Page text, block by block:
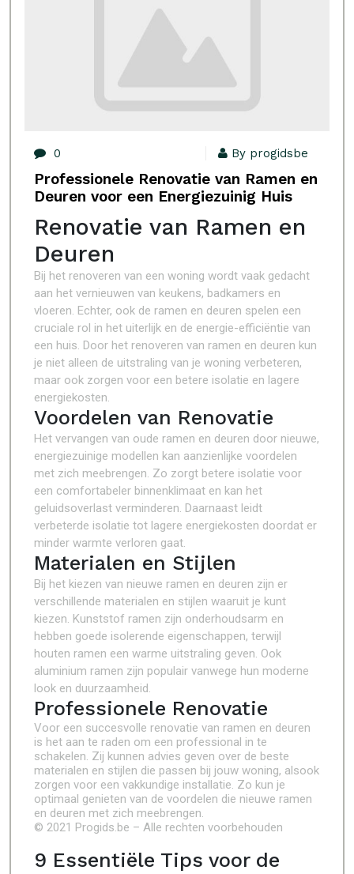
0 By progidsbe
Professionele Renovatie van Ramen en
Deuren voor een Energiezuinig Huis
Renovatie van Ramen en
Deuren
Bij het renoveren van een woning wordt vaak gedacht
aan het vernieuwen van keukens, badkamers en
vloeren. Echter, ook de ramen en deuren spelen een
cruciale rol in het uiterlijk en de energie-efficiëntie van
een huis. Door het renoveren van ramen en deuren kun
je niet alleen de uitstraling van je woning verbeteren,
maar ook zorgen voor een betere isolatie en lagere
energiekosten.
Voordelen van Renovatie
Het vervangen van oude ramen en deuren door nieuwe,
energiezuinige modellen kan aanzienlijke voordelen
met zich meebrengen. Zo zorgt betere isolatie voor
een comfortabeler binnenklimaat en kan het
geluidsoverlast verminderen. Daarnaast leidt
verbeterde isolatie tot lagere energiekosten doordat er
minder warmte verloren gaat.
Materialen en Stijlen
Bij het kiezen van nieuwe ramen en deuren zijn er
verschillende materialen en stijlen waaruit je kunt
kiezen. Kunststof ramen zijn onderhoudsarm en
hebben goede isolerende eigenschappen, terwijl
houten ramen een warme uitstraling geven. Ook
aluminium ramen zijn populair vanwege hun moderne
look en duurzaamheid.
Professionele Renovatie
Voor een succesvolle renovatie van ramen en deuren
is het aan te raden om een professional in te
schakelen. Zij kunnen advies geven over de beste
materialen en stijlen die passen bij jouw woning, alsook
zorgen voor een vakkundige installatie. Zo kun je
optimaal genieten van de voordelen die nieuwe ramen
en deuren met zich meebrengen.
© 2021 Progids.be – Alle rechten voorbehouden
9 Essentiële Tips voor de